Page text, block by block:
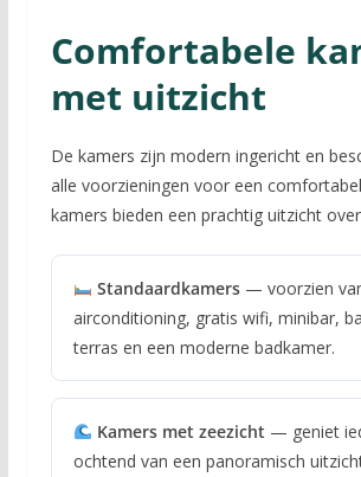
Comfortabele
met uitzicht
De kamers zijn modern ingericht en
alle voorzieningen voor een
kamers bieden een prachtig uitzicht
Standaardkamers— voorzien
airconditioning, gratis wifi, minibar,
terras en een moderne badkamer.
Kamers met zeezicht — geniet
ochtend van een panoramisch